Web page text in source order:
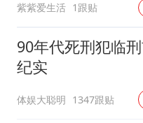
紫紫爱生活 1跟贴
90年代死刑犯临
纪实
体娱大聪明 1347跟贴